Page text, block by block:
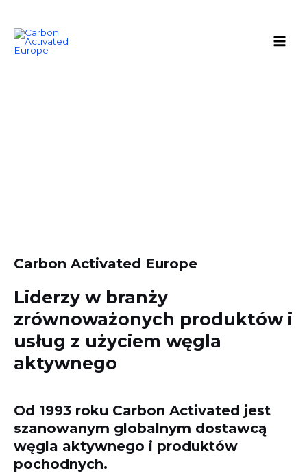
content
Carbon Activated Europe
Liderzy w branży
zrównoważonych produktów i
usług z użyciem węgla
aktywnego
Od 1993 roku Carbon Activated jest
szanowanym globalnym dostawcą
węgla aktywnego i produktów
pochodnych.